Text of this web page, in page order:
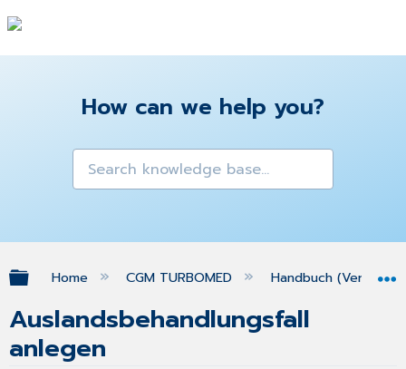
How can we help you?
Expand/collapse global hierarchy
Home CGM TURBOMED Handbuch (Version
Auslandsbehandlungsfall
anlegen